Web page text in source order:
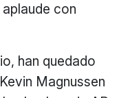
con
han quedado
Magnussen